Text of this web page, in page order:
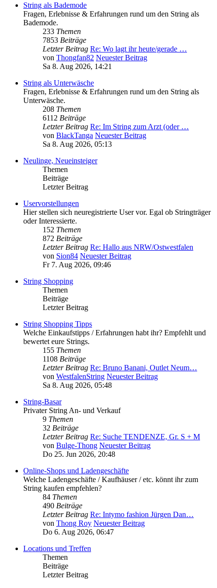
String als Bademode
Fragen, Erlebnisse & Erfahrungen rund um den String als
Bademode.
233 Themen
7853 Beiträge
Letzter Beitrag Re: Wo lagt ihr heute/gerade …
von Thongfan82 Neuester Beitrag
Sa 8. Aug 2026, 14:21
String als Unterwäsche
Fragen, Erlebnisse & Erfahrungen rund um den String als
Unterwäsche.
208 Themen
6112 Beiträge
Letzter Beitrag Re: Im String zum Arzt (oder …
von BlackTanga Neuester Beitrag
Sa 8. Aug 2026, 05:13
Neulinge, Neueinsteiger
Themen
Beiträge
Letzter Beitrag
Uservorstellungen
Hier stellen sich neuregistrierte User vor. Egal ob Stringträger
oder Interessierte.
152 Themen
872 Beiträge
Letzter Beitrag Re: Hallo aus NRW/Ostwestfalen
von Sion84 Neuester Beitrag
Fr 7. Aug 2026, 09:46
String Shopping
Themen
Beiträge
Letzter Beitrag
String Shopping Tipps
Welche Einkaufstipps / Erfahrungen habt ihr? Empfehlt und
bewertet eure Strings.
155 Themen
1108 Beiträge
Letzter Beitrag Re: Bruno Banani, Outlet Neum…
von WestfalenString Neuester Beitrag
Sa 8. Aug 2026, 05:48
String-Basar
Privater String An- und Verkauf
9 Themen
32 Beiträge
Letzter Beitrag Re: Suche TENDENZE, Gr. S + M
von Bulge-Thong Neuester Beitrag
Do 25. Jun 2026, 20:48
Online-Shops und Ladengeschäfte
Welche Ladengeschäfte / Kaufhäuser / etc. könnt ihr zum
String kaufen empfehlen?
84 Themen
490 Beiträge
Letzter Beitrag Re: Intymo fashion Jürgen Dan…
von Thong Roy Neuester Beitrag
Do 6. Aug 2026, 06:47
Locations und Treffen
Themen
Beiträge
Letzter Beitrag